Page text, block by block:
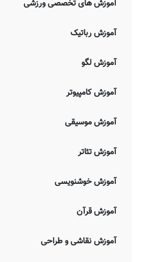
آموزش های تخصصی ورزشی
آموزش رباتیک
آموزش لگو
آموزش کامپیوتر
آموزش موسیقی
آموزش تئاتر
آموزش خوشنویسی
آموزش قرآن
آموزش نقاشی و طراحی